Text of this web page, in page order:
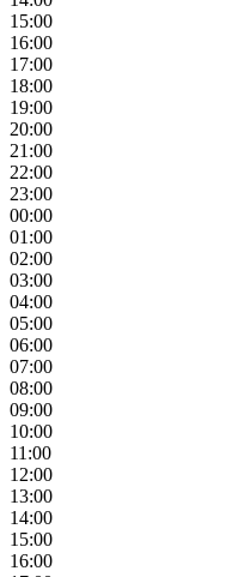
15:00
16:00
17:00
18:00
19:00
20:00
21:00
22:00
23:00
00:00
01:00
02:00
03:00
04:00
05:00
06:00
07:00
08:00
09:00
10:00
11:00
12:00
13:00
14:00
15:00
16:00